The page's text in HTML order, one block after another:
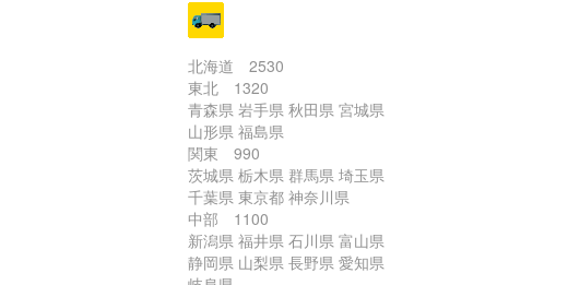
北海道 2530
東北 1320
青森県 岩手県 秋田県 宮城県
山形県 福島県
関東 990
茨城県 栃木県 群馬県 埼玉県
千葉県 東京都 神奈川県
中部 1100
新潟県 福井県 石川県 富山県
静岡県 山梨県 長野県 愛知県